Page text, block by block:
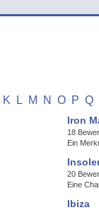
K L M N O P Q
Iron
18
Ein
20
Eine
Ibiza